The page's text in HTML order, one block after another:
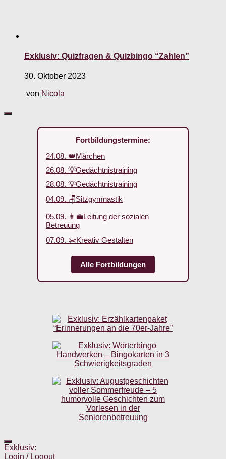
Exklusiv: Quizfragen & Quizbingo “Zahlen”
30. Oktober 2023
von Nicola
Fortbildungstermine:
24.08. 👑Märchen
26.08. 💡Gedächtnistraining
28.08. 💡Gedächtnistraining
04.09. 🪑Sitzgymnastik
05.09. 👩‍💼Leitung der sozialen
Betreuung
07.09. ✂️Kreativ Gestalten
Alle Fortbildungen
Exklusiv:
Login / Logout